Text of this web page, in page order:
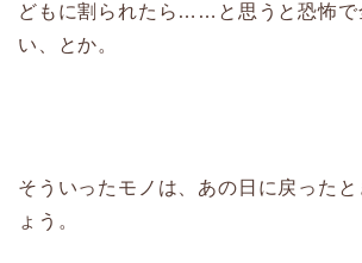
どもに割られたら……と思うと恐怖で
い、とか。
そういったモノは、あの日に戻ったと
ょう。